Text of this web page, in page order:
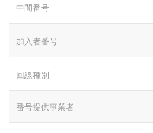
中間番号
加入者番号
回線種別
番号提供事業者